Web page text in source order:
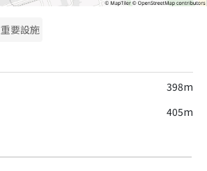
重要設施
398m
405m